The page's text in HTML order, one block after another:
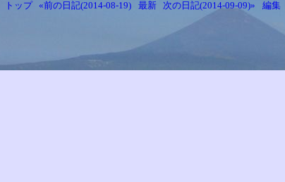
トップ «前の日記(2014-08-19) 最新 次の日記(2014-09-09)» 編集